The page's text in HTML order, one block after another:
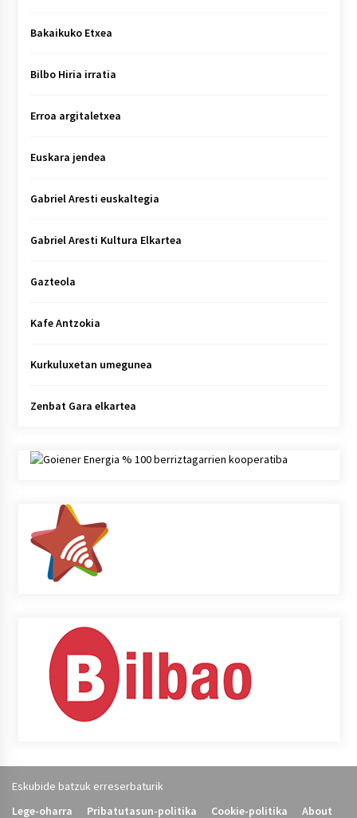
Bakaikuko Etxea
Bilbo Hiria irratia
Erroa argitaletxea
Euskara jendea
Gabriel Aresti euskaltegia
Gabriel Aresti Kultura Elkartea
Gazteola
Kafe Antzokia
Kurkuluxetan umegunea
Zenbat Gara elkartea
Eskubide batzuk erreserbaturik
Lege-oharra
Pribatutasun-politika Cookie-politika About